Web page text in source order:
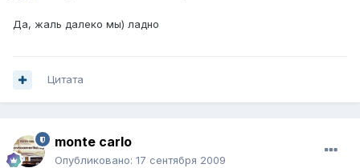
Да, жаль далеко мы) ладно
Цитата
monte carlo
Опубликовано: 17 сентября 2009